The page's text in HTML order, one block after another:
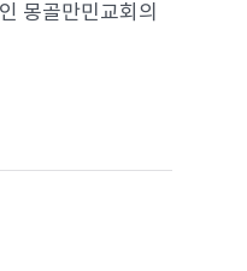
몽골만민교회의